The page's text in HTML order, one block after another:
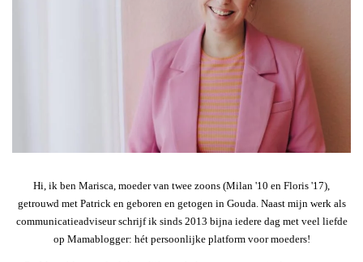
Hi, ik ben Marisca, moeder van twee zoons (Milan '10 en Floris '17),
getrouwd met Patrick en geboren en getogen in Gouda. Naast mijn werk als
communicatieadviseur schrijf ik sinds 2013 bijna iedere dag met veel liefde
op Mamablogger: hét persoonlijke platform voor moeders!